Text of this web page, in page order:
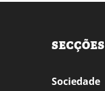
SECÇÕES
Sociedade